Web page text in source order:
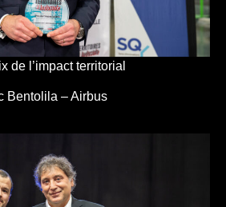
de l’impact territorial
Bentolila – Airbus